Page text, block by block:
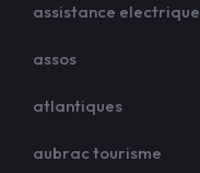
assistance electrique
assos
atlantiques
aubrac tourisme